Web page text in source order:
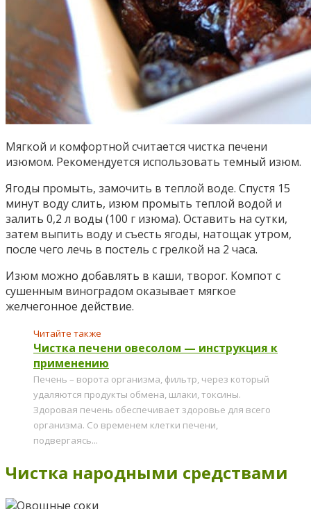
Мягкой и комфортной считается чистка печени
изюмом. Рекомендуется использовать темный изюм.
Ягоды промыть, замочить в теплой воде. Спустя 15
минут воду слить, изюм промыть теплой водой и
залить 0,2 л воды (100 г изюма). Оставить на сутки,
затем выпить воду и съесть ягоды, натощак утром,
после чего лечь в постель с грелкой на 2 часа.
Изюм можно добавлять в каши, творог. Компот с
сушенным виноградом оказывает мягкое
желчегонное действие.
Читайте также
Чистка печени овесолом — инструкция к
применению
Печень – ворота организма, фильтр, через который
удаляются продукты обмена, шлаки, токсины.
Здоровая печень обеспечивает здоровье для всего
организма. Со временем клетки печени,
подвергаясь...
Чистка народными средствами